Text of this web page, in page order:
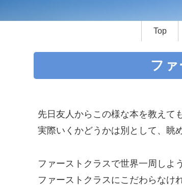
Top
フ
先日友人からこの様な本を教えて
実際いくかどうかは別として、眺
ファーストクラスで世界一周しよ
ファーストクラスにこだわらなけ